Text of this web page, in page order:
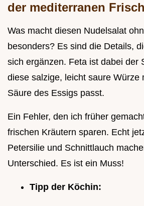
der mediterranen
Was macht diesen Nudelsalat
besonders? Es sind die Details,
sich ergänzen. Feta ist dabei der
diese salzige, leicht saure Würze
Säure des Essigs passt.
Ein Fehler, den ich früher
frischen Kräutern sparen. Echt
Petersilie und Schnittlauch
Unterschied. Es ist ein Muss!
Tipp der Köchin: